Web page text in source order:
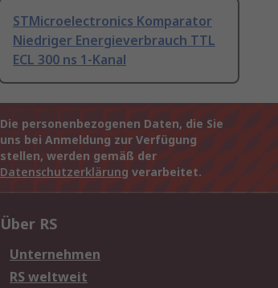
STMicroelectronics Komparator
Niedriger Energieverbrauch TTL
ECL 300 ns 1-Kanal
Die personenbezogenen Daten, die Sie
uns bei Anmeldung zur Verfügung
stellen, werden gemäß der
Datenschutzerklärung verarbeitet.
Über RS
Unternehmen
RS weltweit